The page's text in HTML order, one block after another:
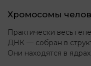
Хромосомы
Практически весь
ДНК — собран в
Они находятся в ядрах